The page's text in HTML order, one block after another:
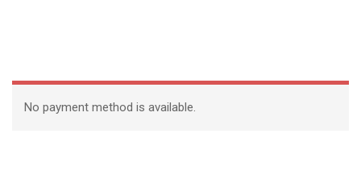
No payment method is available.